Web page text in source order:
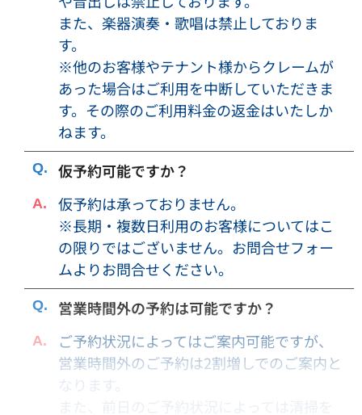
意があった場合は、対応改善をお願いします。改善がなされ
なかった場合は、利用を中止していただきます。その際のご
返金は致しかねますので、予めご了承下さい。
・音が漏れにくいように、ドアは必ず閉めてご利用下さい。
・退出前、退出後は、話し声や喫煙、行列や人溜まりなど、
近隣の皆様にご迷惑にならないようにお願い致します。
・予約した利用時間の途中で退出された場合でも、ご利用料
金の割引、返金等は致しかねますのでご了承ください。
・会議室のご利用前・ご利用後、承諾無しに無断で会議室に
立ち入ることはできません。
・予約者が使用の権利を譲渡、第三者へ転貸することはでき
ません。
・いずれの会議室のご利用に際しましても、ご利用者に借家
権その他の独立した占有権、営業権等の固有の権利を付与す
るものではなく、また何らこれらの権利は発生いたしませ
・ご利用料金は予告なく変更する場合がございます。ご利用
料金は予約申込時点での金額が適用されます。変更後の金額
との差額が発生した場合でも、ご返金は致しかねますので予
また、楽器演奏・歌唱は禁止しておりま
す。
※他のお客様やテナント様からクレームが
あった場合はご利用を中断していただきま
す。その際のご利用料金の返金はいたしか
ねます。
仮予約可能ですか？
仮予約は承っておりません。
※長期・複数日利用のお客様についてはこ
の限りではございません。お問合せフォー
ムよりお問合せください。
営業時間外の予約は可能ですか？
ご予約状況によってはご案内可能ですが、
営業時間外のご予約は2割増しでのご案内と
なります。